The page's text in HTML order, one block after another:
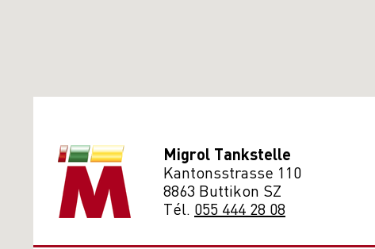
Migrol Tankstelle
Kantonsstrasse 110
8863 Buttikon SZ
Tél. 055 444 28 08